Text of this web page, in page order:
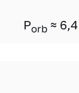
Porb ≈ 6,4